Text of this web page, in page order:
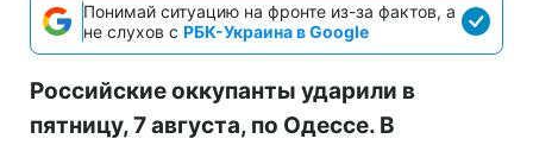
Понимай ситуацию на фронте из-за фактов, а
не слухов с РБК-Украина в Google
Российские оккупанты ударили в
пятницу, 7 августа, по Одессе. В